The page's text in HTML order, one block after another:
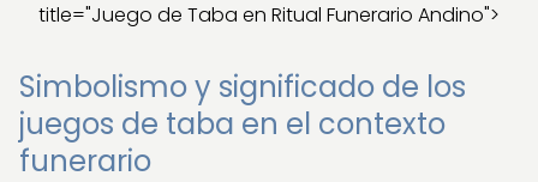
title="Juego de Taba en Ritual Funerario Andino">
Simbolismo y significado de los
juegos de taba en el contexto
funerario